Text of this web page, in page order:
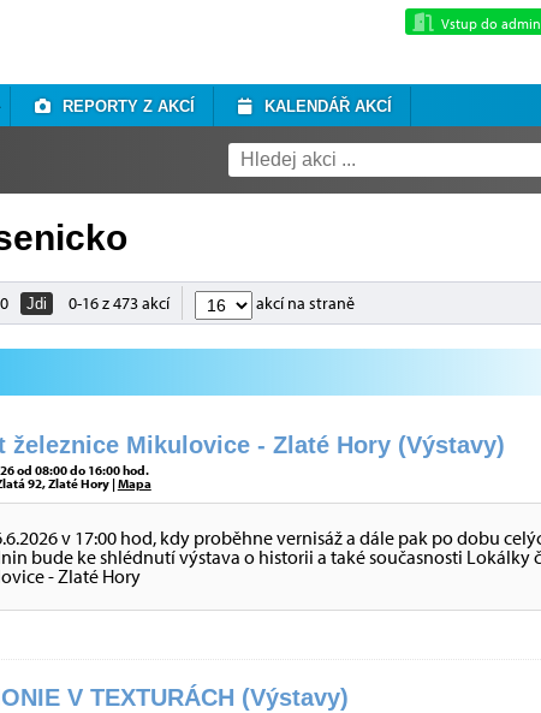
Vstup do
REPORTY Z AKCÍ KALENDÁŘ AKCÍ
Jdi 0-16 z 473 akcí akcí na straně
železnice Mikulovice - Zlaté Hory (Výstavy)
od 08:00 do 16:00 hod.
92, Zlaté Hory |Mapa
v 17:00 hod, kdy proběhne vernisáž a dále pak po dobu
bude ke shlédnutí výstava o historii a také současnosti Lokálky
- Zlaté Hory
V TEXTURÁCH (Výstavy)